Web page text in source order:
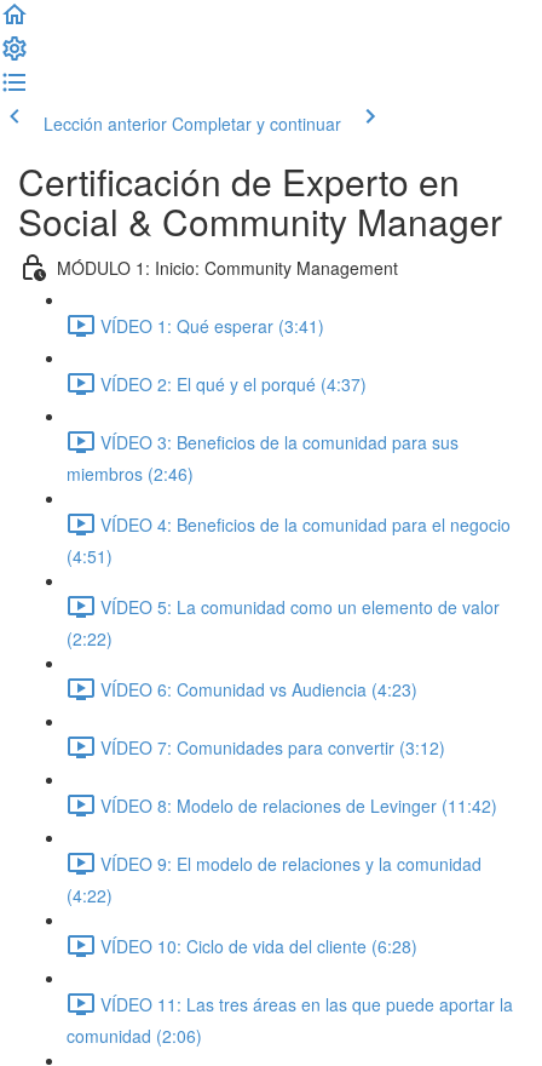
Lección anterior Completar y continuar
Certificación de Experto en
Social & Community Manager
MÓDULO 1: Inicio: Community Management
VÍDEO 1: Qué esperar (3:41)
VÍDEO 2: El qué y el porqué (4:37)
VÍDEO 3: Beneficios de la comunidad para sus
miembros (2:46)
VÍDEO 4: Beneficios de la comunidad para el negocio
(4:51)
VÍDEO 5: La comunidad como un elemento de valor
(2:22)
VÍDEO 6: Comunidad vs Audiencia (4:23)
VÍDEO 7: Comunidades para convertir (3:12)
VÍDEO 8: Modelo de relaciones de Levinger (11:42)
VÍDEO 9: El modelo de relaciones y la comunidad
(4:22)
VÍDEO 10: Ciclo de vida del cliente (6:28)
VÍDEO 11: Las tres áreas en las que puede aportar la
comunidad (2:06)